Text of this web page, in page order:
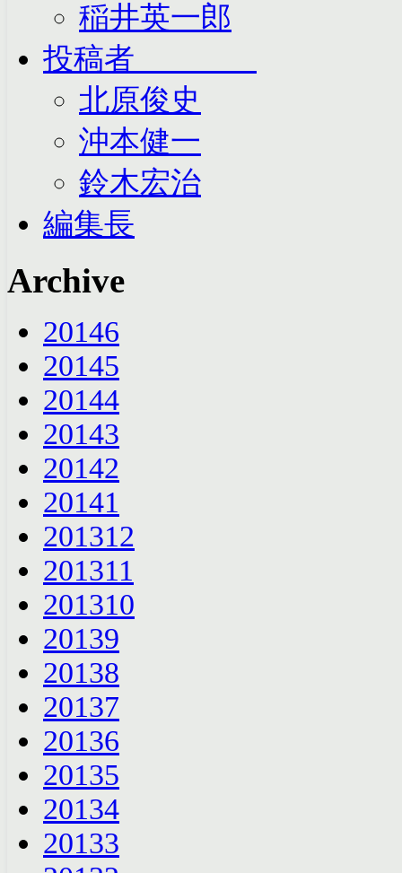
稲井英一郎
投稿者
北原俊史
沖本健一
鈴木宏治
編集長
Archive
20146
20145
20144
20143
20142
20141
201312
201311
201310
20139
20138
20137
20136
20135
20134
20133